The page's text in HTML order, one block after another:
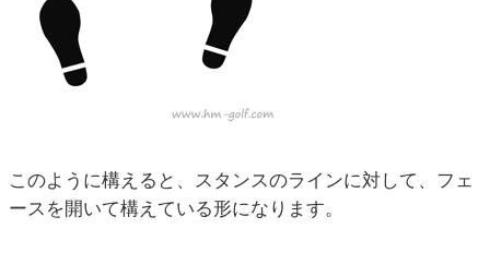
このように構えると、スタンスのラインに対して、フェ
ースを開いて構えている形になります。